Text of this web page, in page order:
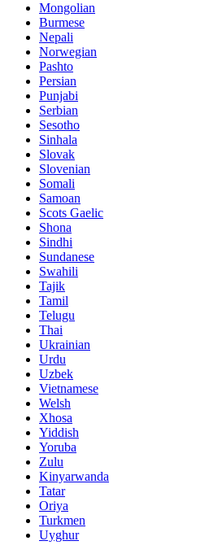
Mongolian
Burmese
Nepali
Norwegian
Pashto
Persian
Punjabi
Serbian
Sesotho
Sinhala
Slovak
Slovenian
Somali
Samoan
Scots Gaelic
Shona
Sindhi
Sundanese
Swahili
Tajik
Tamil
Telugu
Thai
Ukrainian
Urdu
Uzbek
Vietnamese
Welsh
Xhosa
Yiddish
Yoruba
Zulu
Kinyarwanda
Tatar
Oriya
Turkmen
Uyghur